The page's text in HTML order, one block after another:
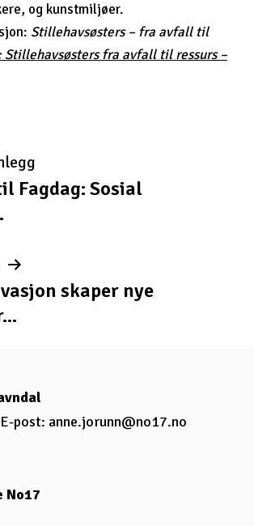
og kunstmiljøer.
Stillehavsøsters – fra avfall til
Stillehavsøsters fra avfall til ressurs –
Fagdag: Sosial
skaper nye
post: anne.jorunn@no17.no
No17